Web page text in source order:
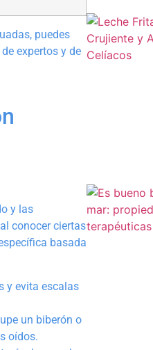
puedes
expertos y de
y las
conocer ciertas
basada
y evita escalas
un biberón o
oídos.